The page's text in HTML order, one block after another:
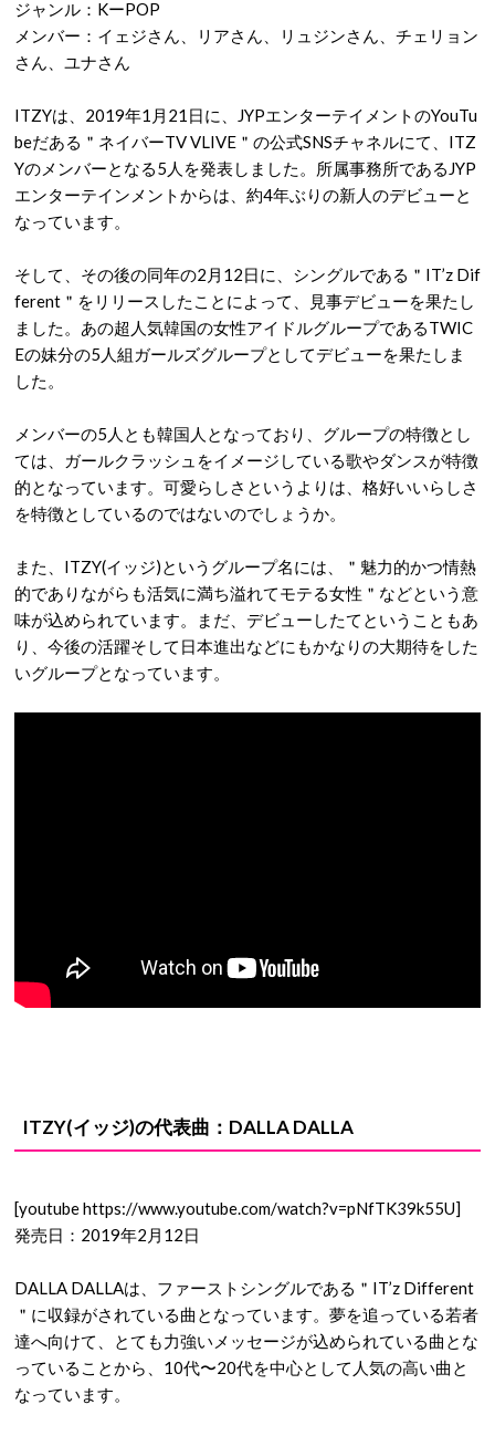
ジャンル：KーPOP
メンバー：イェジさん、リアさん、リュジンさん、チェリョン
さん、ユナさん
ITZYは、2019年1月21日に、JYPエンターテイメントのYouTu
beだある＂ネイバーTV VLIVE＂の公式SNSチャネルにて、ITZ
Yのメンバーとなる5人を発表しました。所属事務所であるJYP
エンターテインメントからは、約4年ぶりの新人のデビューと
なっています。
そして、その後の同年の2月12日に、シングルである＂IT’z Dif
ferent＂をリリースしたことによって、見事デビューを果たし
ました。あの超人気韓国の女性アイドルグループであるTWIC
Eの妹分の5人組ガールズグループとしてデビューを果たしま
した。
メンバーの5人とも韓国人となっており、グループの特徴とし
ては、ガールクラッシュをイメージしている歌やダンスが特徴
的となっています。可愛らしさというよりは、格好いいらしさ
を特徴としているのではないのでしょうか。
また、ITZY(イッジ)というグループ名には、＂魅力的かつ情熱
的でありながらも活気に満ち溢れてモテる女性＂などという意
味が込められています。まだ、デビューしたてということもあ
り、今後の活躍そして日本進出などにもかなりの大期待をした
いグループとなっています。
ITZY(イッジ)の代表曲：DALLA DALLA
[youtube https://www.youtube.com/watch?v=pNfTK39k55U]
発売日：2019年2月12日
DALLA DALLAは、ファーストシングルである＂IT’z Different
＂に収録がされている曲となっています。夢を追っている若者
達へ向けて、とても力強いメッセージが込められている曲とな
っていることから、10代〜20代を中心として人気の高い曲と
なっています。